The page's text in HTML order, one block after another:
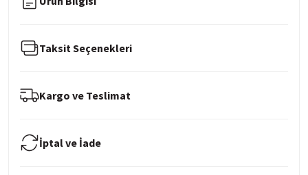
Taksit Seçenekleri
Kargo ve Teslimat
İptal ve İade